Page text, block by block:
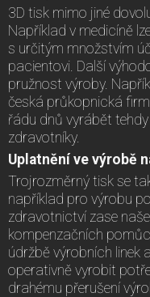
3D tisk mimo jiné
Například v medicíně
s určitým množstvím
pacientovi. Další
pružnost výroby.
česká průkopnická
řádu dnů vyrábět
zdravotníky.
Uplatnění ve výrobě
Trojrozměrný tisk se
například pro výrobu
zdravotnictví zase
kompenzačních
údržbě výrobních linek
operativně vyrobit
drahému přerušení